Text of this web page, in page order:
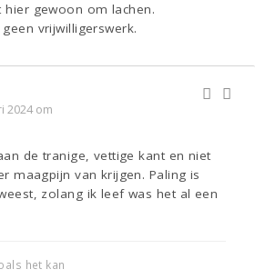
gewoon om lachen.
vrijwilligerswerk.
2024 om
de tranige, vettige kant en niet
maagpijn van krijgen. Paling is
zolang ik leef was het al een
het kan